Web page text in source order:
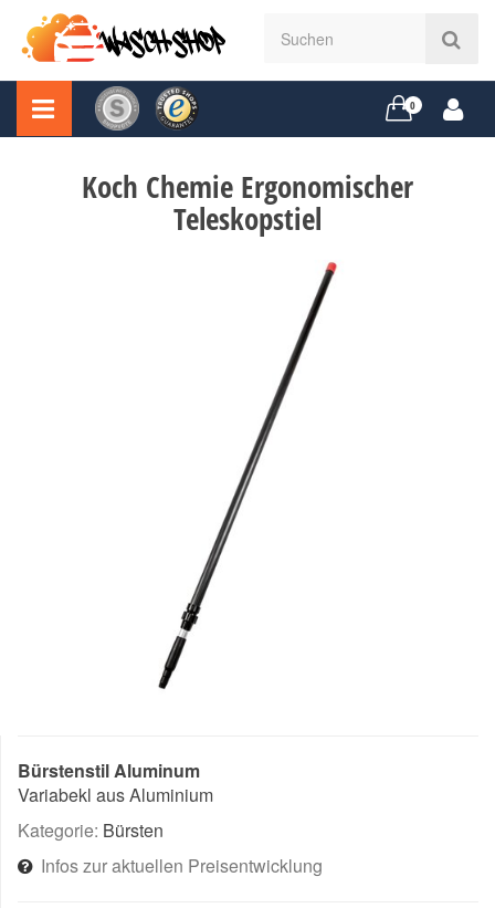
0
Koch Chemie Ergonomischer
Teleskopstiel
Bürstenstil Aluminum
Variabekl aus Aluminium
Kategorie: Bürsten
Infos zur aktuellen Preisentwicklung